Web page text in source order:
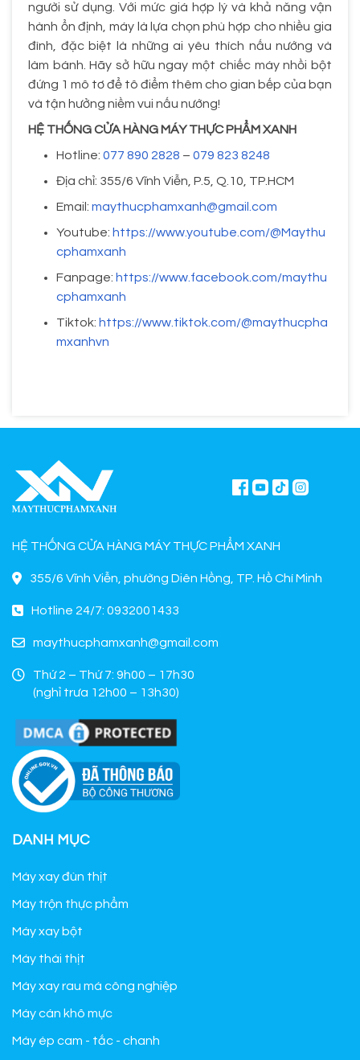
người sử dụng. Với mức giá hợp lý và khả năng vận
hành ổn định, máy là lựa chọn phù hợp cho nhiều gia
đình, đặc biệt là những ai yêu thích nấu nướng và
làm bánh. Hãy sở hữu ngay một chiếc máy nhồi bột
đứng 1 mô tơ để tô điểm thêm cho gian bếp của bạn
và tận hưởng niềm vui nấu nướng!
HỆ THỐNG CỬA HÀNG MÁY THỰC PHẨM XANH
Hotline: 077 890 2828 – 079 823 8248
Địa chỉ: 355/6 Vĩnh Viễn, P.5, Q.10, TP.HCM
Email: maythucphamxanh@gmail.com
Youtube: https://www.youtube.com/@Maythu
cphamxanh
Fanpage: https://www.facebook.com/maythu
cphamxanh
Tiktok: https://www.tiktok.com/@maythucpha
mxanhvn
HỆ THỐNG CỬA HÀNG MÁY THỰC PHẨM XANH
355/6 Vĩnh Viễn, phường Diên Hồng, TP. Hồ Chí Minh
Hotline 24/7: 0932001433
maythucphamxanh@gmail.com
Thứ 2 – Thứ 7: 9h00 – 17h30
(nghỉ trưa 12h00 – 13h30)
DANH MỤC
Máy xay đùn thịt
Máy trộn thực phẩm
Máy xay bột
Máy thái thịt
Máy xay rau má công nghiệp
Máy cán khô mực
Máy ép cam - tắc - chanh